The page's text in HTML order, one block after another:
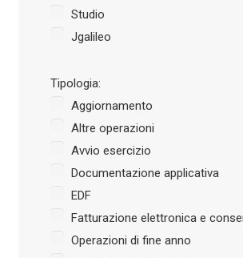
Studio
Jgalileo
Tipologia:
Aggiornamento
Altre operazioni
Avvio esercizio
Documentazione applicativa
EDF
Fatturazione elettronica e
Operazioni di fine anno